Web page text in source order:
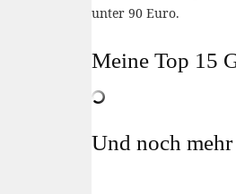
unter 90 Euro.
Meine Top 15
Und noch